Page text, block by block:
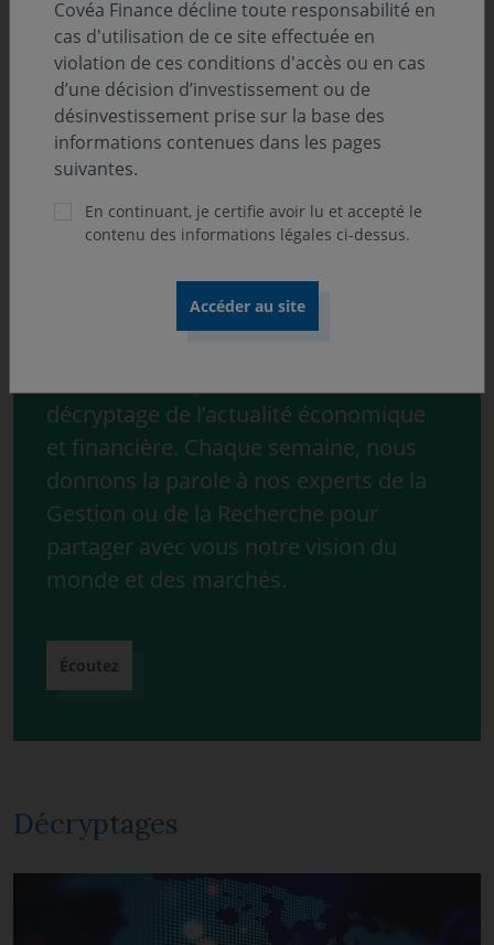
ONdécrypte l'hebdo
décryptage de l’actualité économique
et financière. Chaque semaine, nous
donnons la parole à nos experts de la
Gestion ou de la Recherche pour
partager avec vous notre vision du
monde et des marchés.
Écoutez
Décryptages
Covéa Finance décline toute responsabilité en
cas d'utilisation de ce site effectuée en
violation de ces conditions d'accès ou en cas
d’une décision d’investissement ou de
désinvestissement prise sur la base des
informations contenues dans les pages
suivantes.
En continuant, je certifie avoir lu et accepté le
contenu des informations légales ci-dessus.